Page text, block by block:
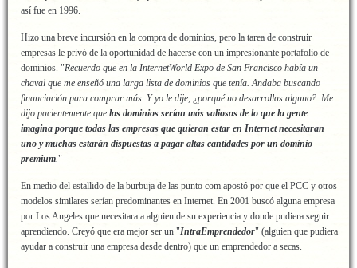
así fue en 1996.
Hizo una breve incursión en la compra de dominios, pero la tarea de construir
empresas le privó de la oportunidad de hacerse con un impresionante portafolio de
dominios. "Recuerdo que en la InternetWorld Expo de San Francisco había un
chaval que me enseñó una larga lista de dominios que tenía. Andaba buscando
financiación para comprar más. Y yo le dije, ¿porqué no desarrollas alguno?. Me
dijo pacientemente que los dominios serían más valiosos de lo que la gente
imagina porque todas las empresas que quieran estar en Internet necesitaran
uno y muchas estarán dispuestas a pagar altas cantidades por un dominio
premium."
En medio del estallido de la burbuja de las punto com apostó por que el PCC y otros
modelos similares serían predominantes en Internet. En 2001 buscó alguna empresa
por Los Angeles que necesitara a alguien de su experiencia y donde pudiera seguir
aprendiendo. Creyó que era mejor ser un "IntraEmprendedor" (alguien que pudiera
ayudar a construir una empresa desde dentro) que un emprendedor a secas.